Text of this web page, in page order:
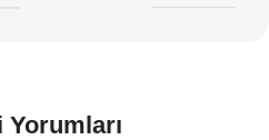
Yorumları